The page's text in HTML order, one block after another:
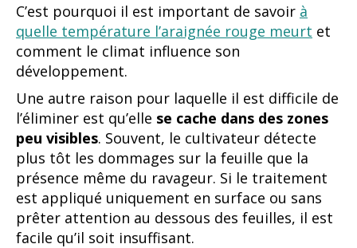
C’est pourquoi il est important de savoir à
quelle température l’araignée rouge meurt et
comment le climat influence son
développement.
Une autre raison pour laquelle il est difficile de
l’éliminer est qu’elle se cache dans des zones
peu visibles. Souvent, le cultivateur détecte
plus tôt les dommages sur la feuille que la
présence même du ravageur. Si le traitement
est appliqué uniquement en surface ou sans
prêter attention au dessous des feuilles, il est
facile qu’il soit insuffisant.